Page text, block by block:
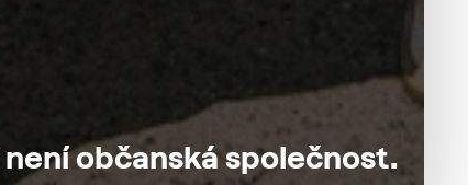
neníobčanská společnost.